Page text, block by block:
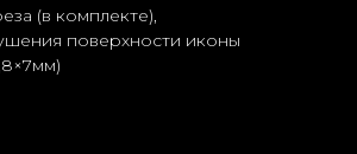
(в комплекте),
поверхности иконы